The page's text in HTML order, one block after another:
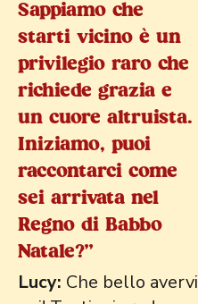
Sappiamo che
starti vicino è un
privilegio raro che
richiede grazia e
un cuore altruista.
Iniziamo, puoi
raccontarci come
sei arrivata nel
Regno di Babbo
Natale?"
Lucy: Che bello avervi